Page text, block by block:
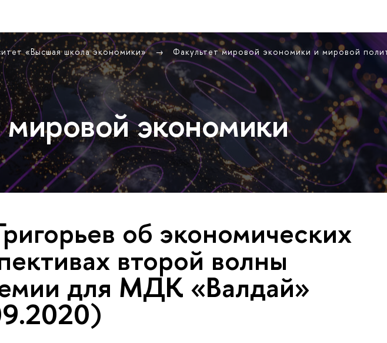
«Высшая школа экономики» Факультет мировой экономики и мировой
экономики
об экономических
второй волны
для МДК «Валдай»